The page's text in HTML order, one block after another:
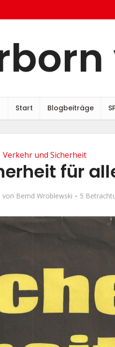
Start Blogbeiträge
Verkehr und Sicherheit
für
von Bernd Wroblewski 5